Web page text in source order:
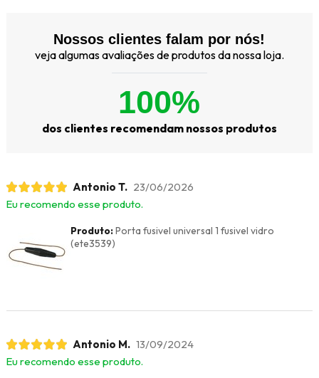
Nossos clientes falam por nós!
veja algumas avaliações de produtos da nossa loja.
100%
dos clientes recomendam nossos produtos
Antonio T. 23/06/2026
Eu recomendo esse produto.
Produto:Porta fusivel universal 1 fusivel vidro
(ete3539)
Antonio M. 13/09/2024
Eu recomendo esse produto.